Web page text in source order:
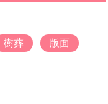
樹葬 版面